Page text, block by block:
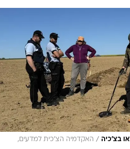
בצ'כיה / האקדמיה הצ'כית למדעים,